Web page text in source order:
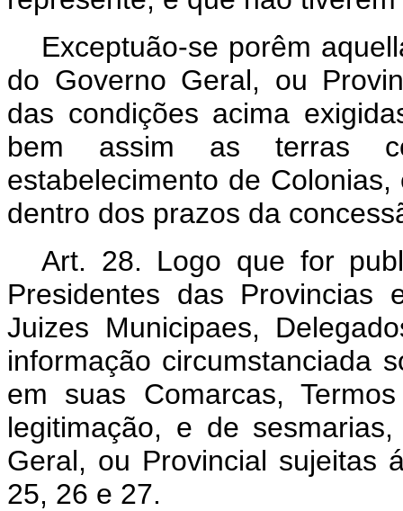
Exceptuão-se porêm
do Governo Geral, ou
das condições acima
bem assim as terras
estabelecimento de
dentro dos prazos da
Art. 28. Logo que for
Presidentes das Provincias
Juizes Municipaes,
informação circumstanciada
em suas Comarcas,
legitimação, e de
Geral, ou Provincial sujeitas
25, 26 e 27.